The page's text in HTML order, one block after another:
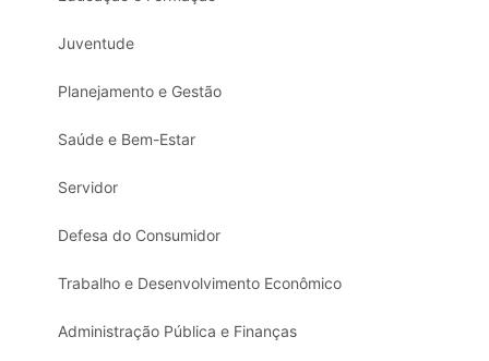
Juventude
Planejamento e Gestão
Saúde e Bem-Estar
Servidor
Defesa do Consumidor
Trabalho e Desenvolvimento Econômico
Administração Pública e Finanças